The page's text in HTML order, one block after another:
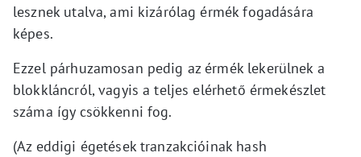
lesznek utalva, ami kizárólag érmék fogadására
képes.
Ezzel párhuzamosan pedig az érmék lekerülnek a
blokkláncról, vagyis a teljes elérhető érmekészlet
száma így csökkenni fog.
(Az eddigi égetések tranzakcióinak hash